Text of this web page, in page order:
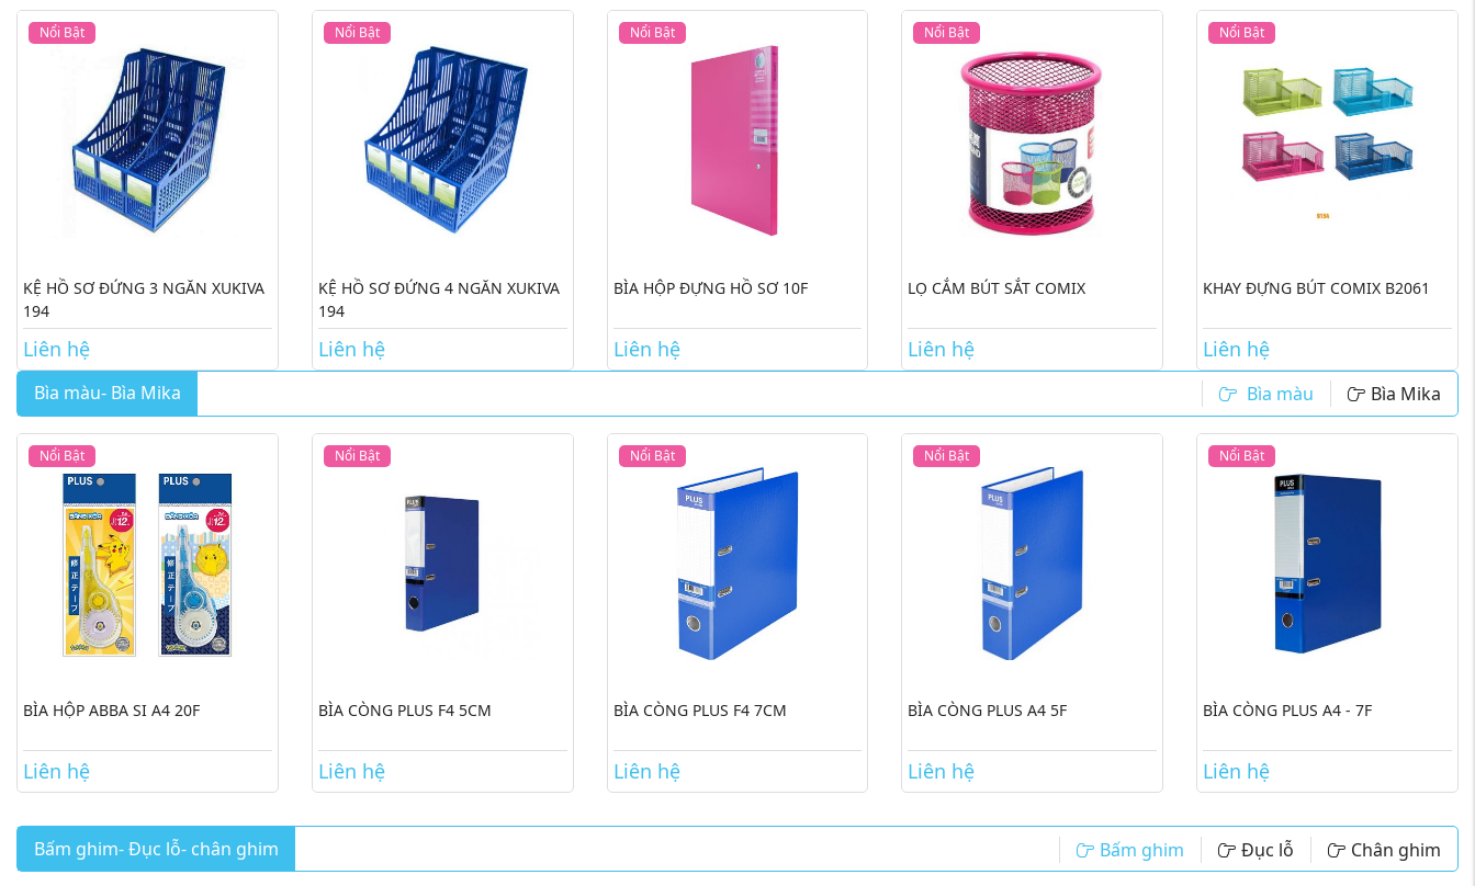
Nổi Bật
KỆ HỒ SƠ ĐỨNG 3 NGĂN XUKIVA
194
Liên hệ
Nổi Bật
KỆ HỒ SƠ ĐỨNG 4 NGĂN XUKIVA
194
Liên hệ
Nổi Bật
BÌA HỘP ĐỰNG HỒ SƠ 10F
Liên hệ
Nổi Bật
LỌ CẮM BÚT SẮT COMIX
Liên hệ
Nổi Bật
KHAY ĐỰNG BÚT COMIX B2061
Liên hệ
Bìa màu- Bìa Mika Bìa màu Bìa Mika
Nổi Bật
BÌA HỘP ABBA SI A4 20F
Liên hệ
Nổi Bật
BÌA CÒNG PLUS F4 5CM
Liên hệ
Nổi Bật
BÌA CÒNG PLUS F4 7CM
Liên hệ
Nổi Bật
BÌA CÒNG PLUS A4 5F
Liên hệ
Nổi Bật
BÌA CÒNG PLUS A4 - 7F
Liên hệ
Bấm ghim- Đục lỗ- chân ghim Bấm ghim Đục lỗ Chân ghim